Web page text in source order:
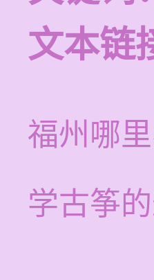
文本链
福州哪
学古筝